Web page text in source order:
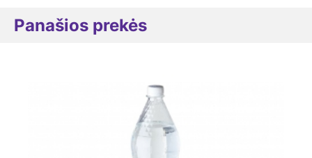
Panašios prekės